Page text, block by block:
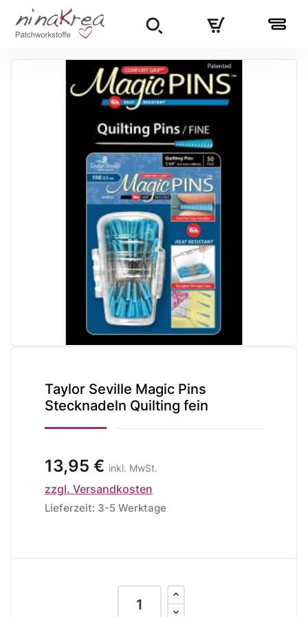
Taylor Seville Magic Pins
Stecknadeln Quilting fein
13,95 € inkl. MwSt.
zzgl. Versandkosten
Lieferzeit: 3-5 Werktage